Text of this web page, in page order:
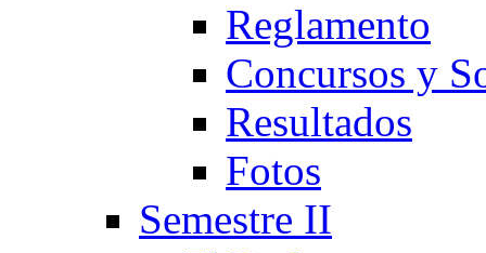
Reglamento
Concursos y
Resultados
Fotos
Semestre II